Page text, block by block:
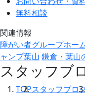
無料相談
関連情報
障がい者グループホー
ャンプ葉山 鎌倉・葉山
スタッフブ
TOPスタッフブロ